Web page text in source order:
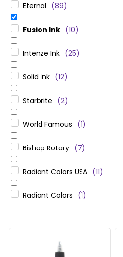
Eternal 89
Fusion Ink 10
Intenze Ink 25
Solid Ink 12
Starbrite 2
World Famous 1
Bishop Rotary 7
Radiant Colors USA 11
Radiant Colors 1
V